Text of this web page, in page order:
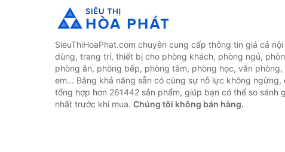
SieuThiHoaPhat.com chuyên cung cấp thông tin giá cả
dùng, trang trí, thiết bị cho phòng khách, phòng ngủ,
phòng ăn, phòng bếp, phòng tắm, phòng học, văn
em... Bằng khả năng sẵn có cùng sự nỗ lực không ngừng,
tổng hợp hơn 261442 sản phẩm, giúp bạn có thể so sánh
nhất trước khi mua. Chúng tôi không bán hàng.